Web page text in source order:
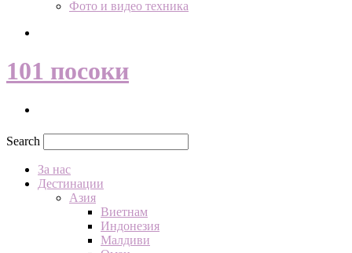
Фото и видео техника
101 посоки
Search
За нас
Дестинации
Азия
Виетнам
Индонезия
Малдиви